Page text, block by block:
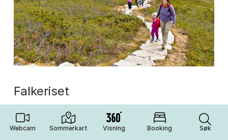
Webcam Sommerkart Visning Booking Søk
falkeriset
Familievenleg tur med panoramautsikt mot
Hardangervidda.